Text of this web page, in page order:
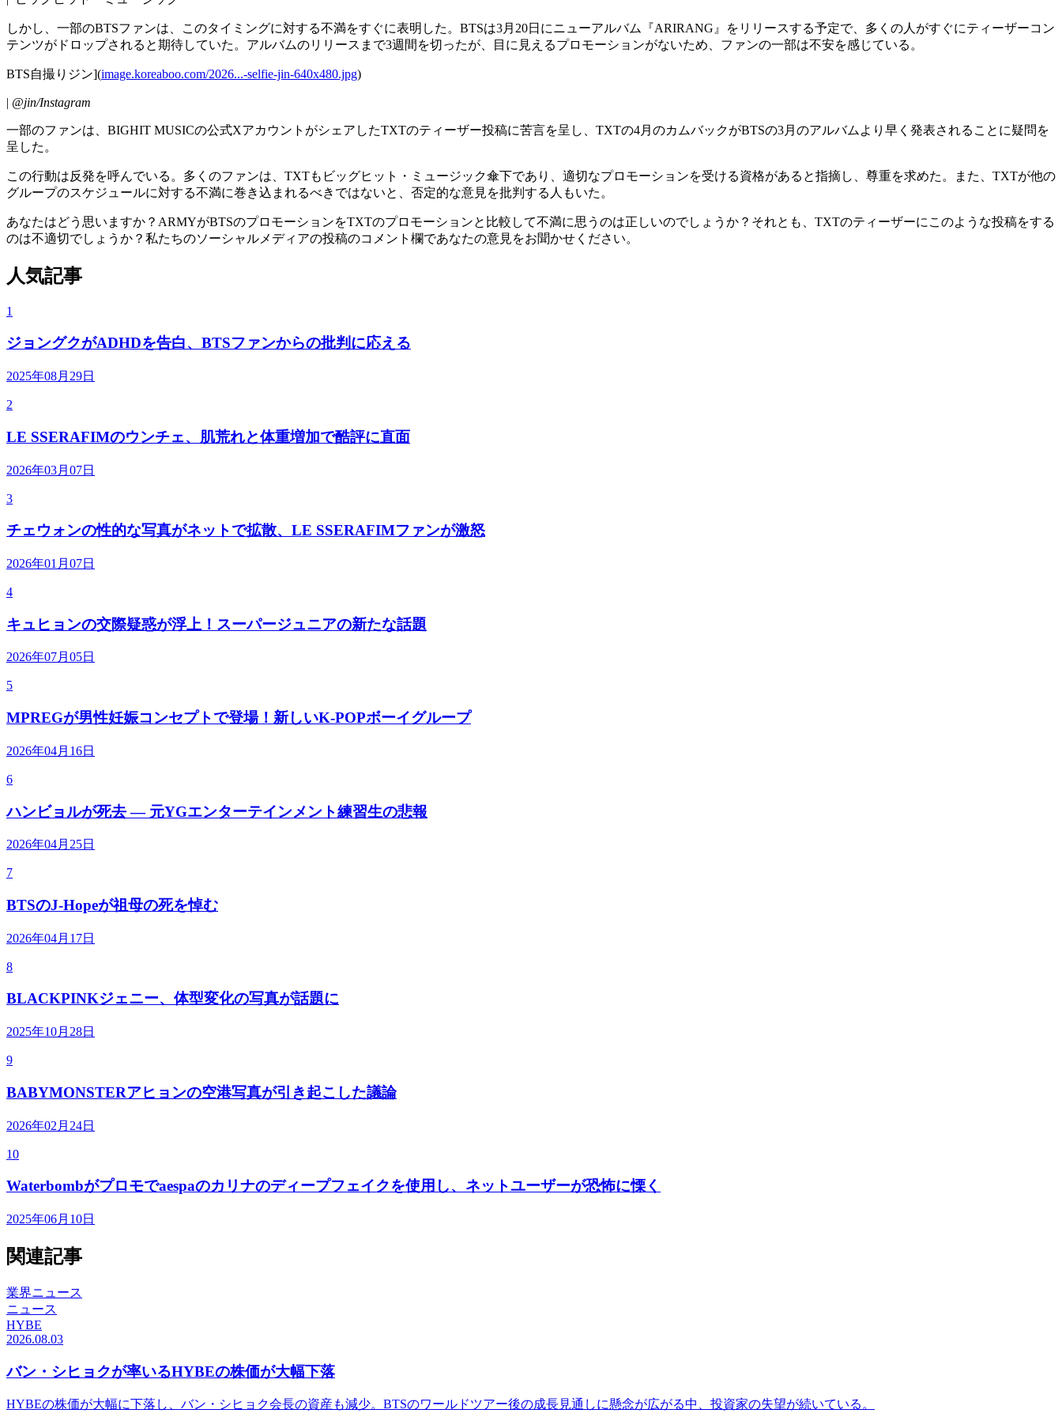
しかし、一部のBTSファンは、このタイミングに対する不満をすぐに表明した。BTSは3月20日にニューアルバム『ARIRANG』をリリースする予定で、多くの人がすぐにティーザーコン
テンツがドロップされると期待していた。アルバムのリリースまで3週間を切ったが、目に見えるプロモーションがないため、ファンの一部は不安を感じている。
BTS自撮りジン](image.koreaboo.com/2026...-selfie-jin-640x480.jpg)
| @jin/Instagram
一部のファンは、BIGHIT MUSICの公式XアカウントがシェアしたTXTのティーザー投稿に苦言を呈し、TXTの4月のカムバックがBTSの3月のアルバムより早く発表されることに疑問を
呈した。
この行動は反発を呼んでいる。多くのファンは、TXTもビッグヒット・ミュージック傘下であり、適切なプロモーションを受ける資格があると指摘し、尊重を求めた。また、TXTが他の
グループのスケジュールに対する不満に巻き込まれるべきではないと、否定的な意見を批判する人もいた。
あなたはどう思いますか？ARMYがBTSのプロモーションをTXTのプロモーションと比較して不満に思うのは正しいのでしょうか？それとも、TXTのティーザーにこのような投稿をする
のは不適切でしょうか？私たちのソーシャルメディアの投稿のコメント欄であなたの意見をお聞かせください。
人気記事
1
ジョングクがADHDを告白、BTSファンからの批判に応える
2025年08月29日
2
LE SSERAFIMのウンチェ、肌荒れと体重増加で酷評に直面
2026年03月07日
3
チェウォンの性的な写真がネットで拡散、LE SSERAFIMファンが激怒
2026年01月07日
4
キュヒョンの交際疑惑が浮上！スーパージュニアの新たな話題
2026年07月05日
5
MPREGが男性妊娠コンセプトで登場！新しいK-POPボーイグループ
2026年04月16日
6
ハンビョルが死去 — 元YGエンターテインメント練習生の悲報
2026年04月25日
7
BTSのJ-Hopeが祖母の死を悼む
2026年04月17日
8
BLACKPINKジェニー、体型変化の写真が話題に
2025年10月28日
9
BABYMONSTERアヒョンの空港写真が引き起こした議論
2026年02月24日
10
Waterbombがプロモでaespaのカリナのディープフェイクを使用し、ネットユーザーが恐怖に慄く
2025年06月10日
関連記事
業界ニュース
ニュース
HYBE
2026.08.03
バン・シヒョクが率いるHYBEの株価が大幅下落
HYBEの株価が大幅に下落し、バン・シヒョク会長の資産も減少。BTSのワールドツアー後の成長見通しに懸念が広がる中、投資家の失望が続いている。